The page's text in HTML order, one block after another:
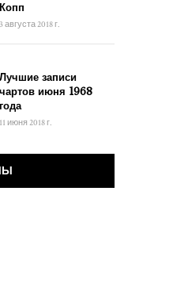
Копп
3 августа 2018 г.
Лучшие записи
чартов июня 1968
года
11 июня 2018 г.